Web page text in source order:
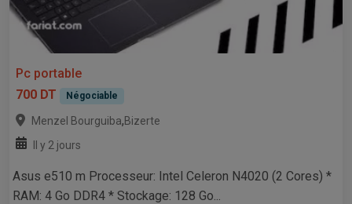
Pc portable
700 DT
Négociable
Menzel Bourguiba,Bizerte
Il y 2 jours
Asus e510 m Processeur: Intel Celeron N4020 (2 Cores) *
RAM: 4 Go DDR4 * Stockage: 128 Go...